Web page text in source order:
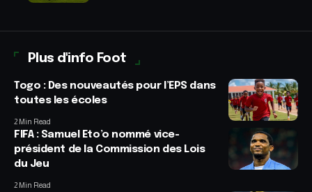
Plus d'info Foot
Togo : Des nouveautés pour l’EPS dans
toutes les écoles
2 Min Read
FIFA : Samuel Eto’o nommé vice-
président de la Commission des Lois
du Jeu
2 Min Read